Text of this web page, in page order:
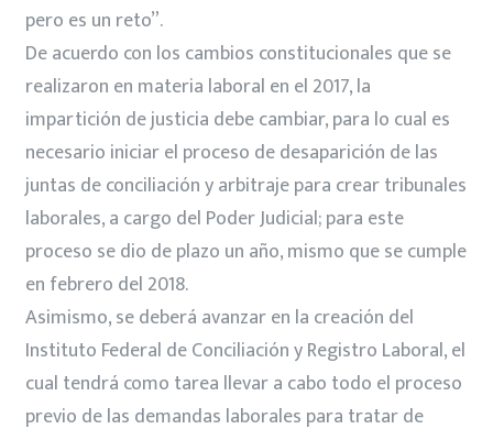
pero es un reto”.
De acuerdo con los cambios constitucionales que se
realizaron en materia laboral en el 2017, la
impartición de justicia debe cambiar, para lo cual es
necesario iniciar el proceso de desaparición de las
juntas de conciliación y arbitraje para crear tribunales
laborales, a cargo del Poder Judicial; para este
proceso se dio de plazo un año, mismo que se cumple
en febrero del 2018.
Asimismo, se deberá avanzar en la creación del
Instituto Federal de Conciliación y Registro Laboral, el
cual tendrá como tarea llevar a cabo todo el proceso
previo de las demandas laborales para tratar de